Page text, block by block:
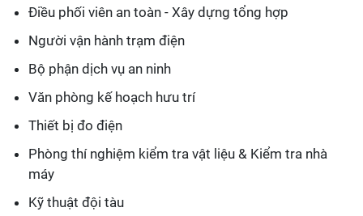
Điều phối viên an toàn - Xây dựng tổng hợp
Người vận hành trạm điện
Bộ phận dịch vụ an ninh
Văn phòng kế hoạch hưu trí
Thiết bị đo điện
Phòng thí nghiệm kiểm tra vật liệu & Kiểm tra nhà
máy
Kỹ thuật đội tàu